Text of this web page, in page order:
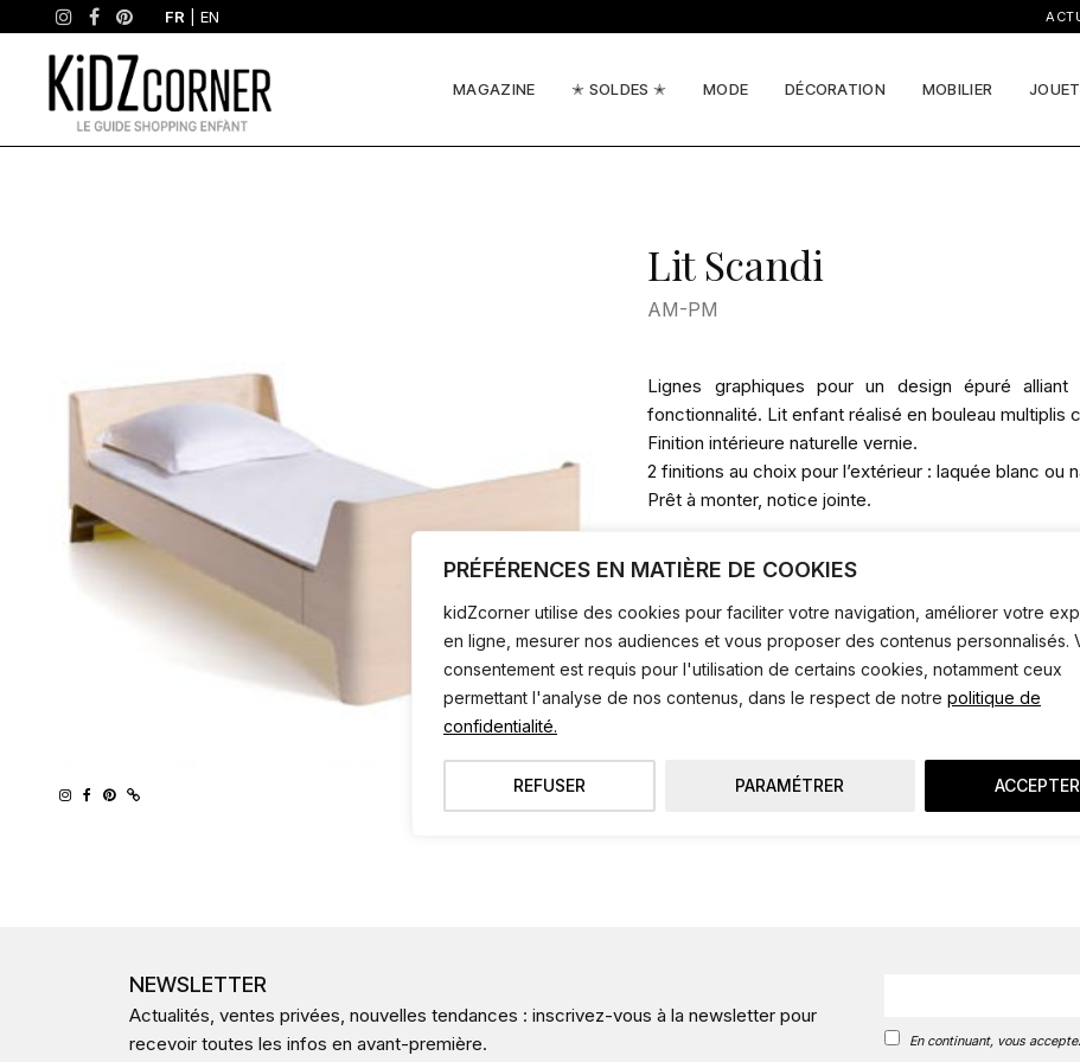
PRÉFÉRENCES EN MATIÈRE DE COOKIES
kidZcorner utilise des cookies pour faciliter votre navigation, améliorer votre
en ligne, mesurer nos audiences et vous proposer des contenus personnalisés.
consentement est requis pour l'utilisation de certains cookies, notamment ceux
permettant l'analyse de nos contenus, dans le respect de notre politique de
confidentialité.
PARAMÉTRER
REFUSER ACCEPTER
FR |EN
MAGAZINE ✭ SOLDES ✭ MODE DÉCORATION MOBILIER
Lit Scandi
AM-PM
Pourquoi
on
l’aime
Lignes graphiques pour un design épuré
fonctionnalité. Lit enfant réalisé en bouleau multiplis
Finition intérieure naturelle vernie.
2 finitions au choix pour l’extérieur : laquée blanc ou
Prêt à monter, notice jointe.
Livré avec sommier.
Dimensions totales : L.214 x P.97 x H.62 cm.
Création Emmanuel Gallina en exclusivité pour AM.PM.
NEWSLETTER
Actualités, ventes privées, nouvelles tendances : inscrivez-vous à la newsletter pour
recevoir toutes les infos en avant-première.
En continuant, vous